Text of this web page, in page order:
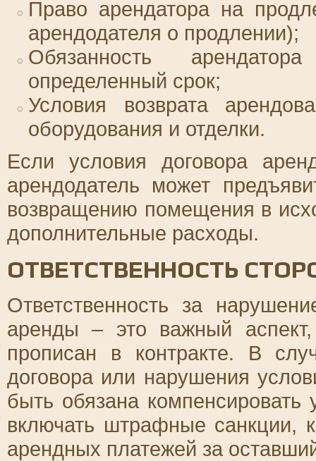
Право арендатора на
арендодателя о продлении);
Обязанность
определенный срок;
Условия возврата
оборудования и отделки.
Если условия договора
арендодатель может
возвращению помещения в
дополнительные расходы.
ОТВЕТСТВЕННОСТЬ
Ответственность за
аренды – это важный
прописан в контракте. В
договора или нарушения
быть обязана
включать штрафные санкции,
арендных платежей за